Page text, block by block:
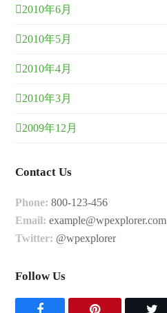
2010年6月
2010年5月
2010年4月
2010年3月
2009年12月
Contact Us
Phone: 800-123-456
Email: example@wpexplorer.com
Twitter: @wpexplorer
Follow Us